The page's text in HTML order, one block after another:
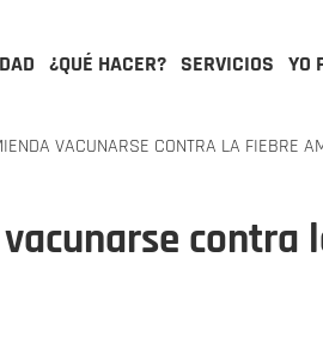
¿QUÉ HACER? SERVICIOS YO
VACUNARSE CONTRA LA FIEBRE
contra